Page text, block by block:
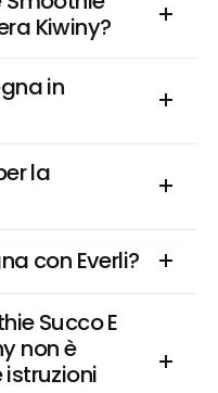
Kiwiny?
in
la
con Everli?
Succo E
non è